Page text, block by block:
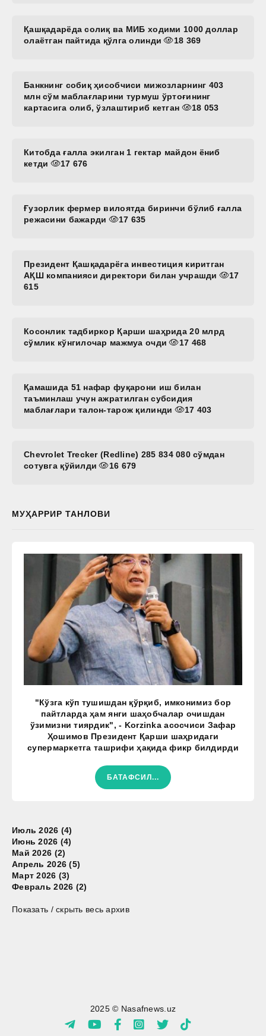
Қашқадарёда солиқ ва МИБ ходими 1000 доллар
олаётган пайтида қўлга олинди
18 369
Банкнинг собиқ ҳисобчиси мижозларнинг 403
млн сўм маблағларини турмуш ўртоғининг
картасига олиб, ўзлаштириб кетган
18 053
Китобда ғалла экилган 1 гектар майдон ёниб
кетди
17 676
Ғузорлик фермер вилоятда биринчи бўлиб ғалла
режасини бажарди
17 635
Президент Қашқадарёга инвестиция киритган
АҚШ компанияси директори билан учрашди
17
615
Косонлик тадбиркор Қарши шаҳрида 20 млрд
сўмлик кўнгилочар мажмуа очди
17 468
Қамашида 51 нафар фуқарони иш билан
таъминлаш учун ажратилган субсидия
маблағлари талон-тарож қилинди
17 403
Chevrolet Trecker (Redline) 285 834 080 сўмдан
сотувга қўйилди
16 679
МУҲАРРИР ТАНЛОВИ
"Кўзга кўп тушишдан қўрқиб, имконимиз бор
пайтларда ҳам янги шаҳобчалар очишдан
ўзимизни тиярдик", - Korzinka асосчиси Зафар
Ҳошимов Президент Қарши шаҳридаги
супермаркетга ташрифи ҳақида фикр билдирди
БАТАФСИЛ...
Июль 2026 (4)
Июнь 2026 (4)
Май 2026 (2)
Апрель 2026 (5)
Март 2026 (3)
Февраль 2026 (2)
Показать / скрыть весь архив
2025 © Nasafnews.uz